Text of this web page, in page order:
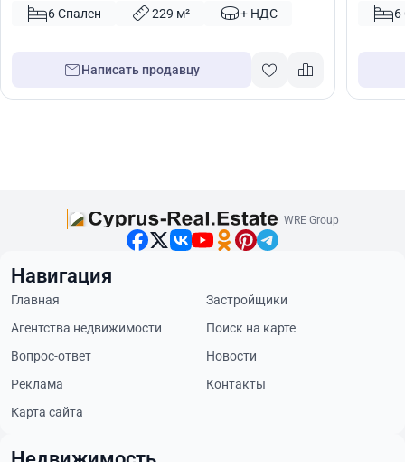
Кипр № 44371
6 Спален 229 м² + НДС
Написать продавцу
№
6
WRE Group
Навигация
Главная
Застройщики
Агентства недвижимости
Поиск на карте
Вопрос-ответ
Новости
Реклама
Контакты
Карта сайта